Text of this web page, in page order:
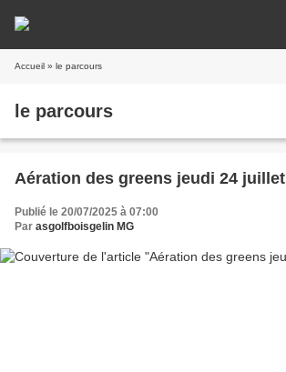
Accueil » le parcours
le parcours
Aération des greens jeudi 24 juillet
Publié le 20/07/2025 à 07:00
Par asgolfboisgelin MG